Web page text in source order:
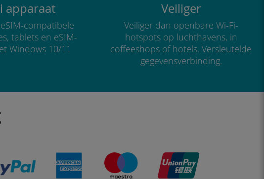
apparaat
compatibele
tablets en eSIM-
Windows 10/11
Veiliger
Veiliger dan openbare Wi-Fi-
hotspots op luchthavens, in
coffeeshops of hotels. Versleutelde
gegevensverbinding.